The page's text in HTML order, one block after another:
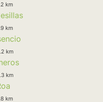
km
km
km
km
km